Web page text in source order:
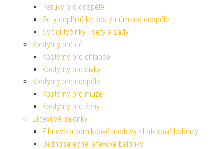
Paruky pro dospělé
Sety doplňků ke kostýmům pro dospělé
Svítící tyčinky - sety a sady
Kostýmy pro děti
Kostýmy pro chlapce
Kostýmy pro dívky
Kostýmy pro dospělé
Kostýmy pro muže
Kostýmy pro ženy
Latexové balónky
Filmové a komiksové postavy - Latexové balónky
Jednobarevné latexové balónky